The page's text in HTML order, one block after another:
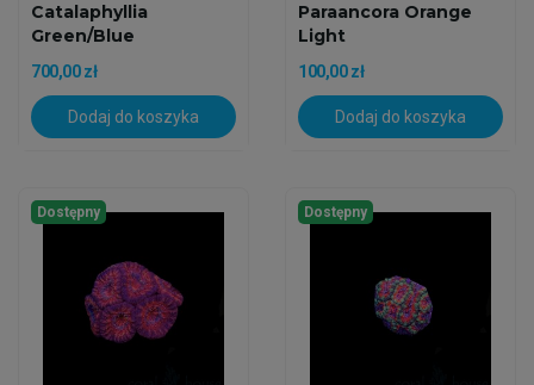
Catalaphyllia
Green/Blue
700,00 zł
Dodaj do koszyka
Paraancora Orange
Light
100,00 zł
Dodaj do koszyka
Dostępny Dostępny